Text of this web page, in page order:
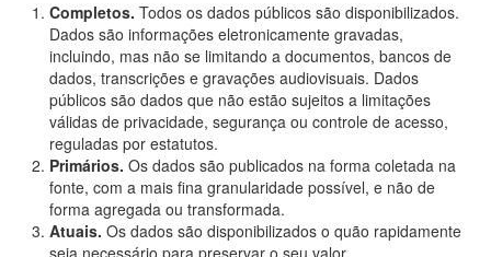
Completos. Todos os dados públicos são disponibilizados.
Dados são informações eletronicamente gravadas,
incluindo, mas não se limitando a documentos, bancos de
dados, transcrições e gravações audiovisuais. Dados
públicos são dados que não estão sujeitos a limitações
válidas de privacidade, segurança ou controle de acesso,
reguladas por estatutos.
Primários. Os dados são publicados na forma coletada na
fonte, com a mais fina granularidade possível, e não de
forma agregada ou transformada.
Atuais. Os dados são disponibilizados o quão rapidamente
seja necessário para preservar o seu valor.